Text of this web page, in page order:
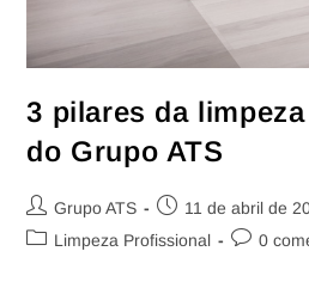
3 pilares da
do Grupo ATS
Grupo ATS
11 de abril de
Limpeza Profissional
0